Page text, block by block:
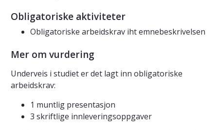
Obligatoriske aktiviteter
Obligatoriske arbeidskrav iht emnebeskrivelsen
Mer om vurdering
Underveis i studiet er det lagt inn obligatoriske
arbeidskrav:
1 muntlig presentasjon
3 skriftlige innleveringsoppgaver